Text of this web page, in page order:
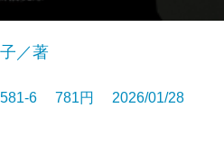
／著
6 781円 2026/01/28